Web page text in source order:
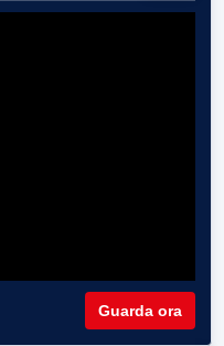
Guarda ora